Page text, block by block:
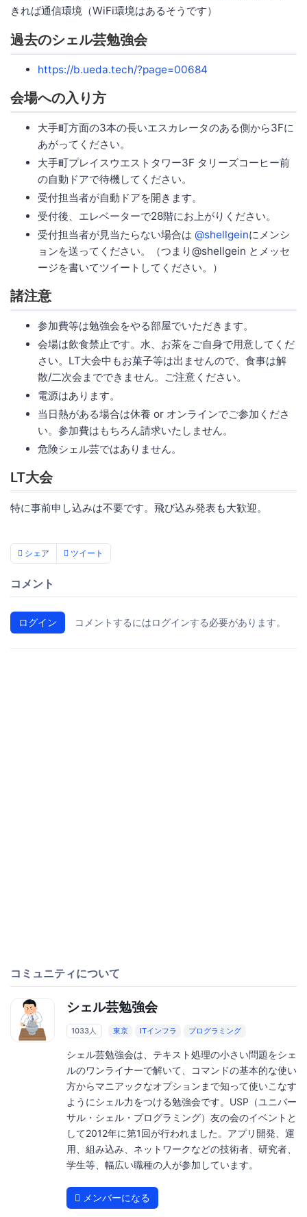
きれば通信環境（WiFi環境はあるそうです）
過去のシェル芸勉強会
https://b.ueda.tech/?page=00684
会場への入り方
大手町方面の3本の長いエスカレータのある側から3Fに
あがってください。
大手町プレイスウエストタワー3F タリーズコーヒー前
の自動ドアで待機してください。
受付担当者が自動ドアを開きます。
受付後、エレベーターで28階にお上がりください。
受付担当者が見当たらない場合は @shellgeinにメンシ
ョンを送ってください。（つまり@shellgein とメッセ
ージを書いてツイートしてください。）
諸注意
参加費等は勉強会をやる部屋でいただきます。
会場は飲食禁止です。水、お茶をご自身で用意してくだ
さい。LT大会中もお菓子等は出ませんので、食事は解
散/二次会までできません。ご注意ください。
電源はあります。
当日熱がある場合は休養 or オンラインでご参加くださ
い。参加費はもちろん請求いたしません。
危険シェル芸ではありません。
LT大会
特に事前申し込みは不要です。飛び込み発表も大歓迎。
シェア ツイート
コメント
ログイン コメントするにはログインする必要があります。
コミュニティについて
シェル芸勉強会
1033人 東京 ITインフラ プログラミング
シェル芸勉強会は、テキスト処理の小さい問題をシェ
ルのワンライナーで解いて、コマンドの基本的な使い
方からマニアックなオプションまで知って使いこなす
ようにシェル力をつける勉強会です。USP（ユニバー
サル・シェル・プログラミング）友の会のイベントと
して2012年に第1回が行われました。アプリ開発、運
用、組み込み、ネットワークなどの技術者、研究者、
学生等、幅広い職種の人が参加しています。
メンバーになる